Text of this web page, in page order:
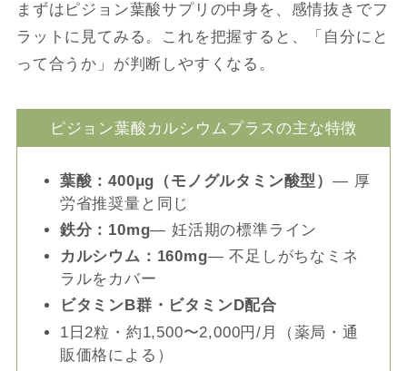
まずはピジョン葉酸サプリの中身を、感情抜きでフ
ラットに見てみる。これを把握すると、「自分にと
って合うか」が判断しやすくなる。
ピジョン葉酸カルシウムプラスの主な特徴
葉酸：400μg（モノグルタミン酸型）― 厚
労省推奨量と同じ
鉄分：10mg― 妊活期の標準ライン
カルシウム：160mg― 不足しがちなミネ
ラルをカバー
ビタミンB群・ビタミンD配合
1日2粒・約1,500〜2,000円/月（薬局・通
販価格による）